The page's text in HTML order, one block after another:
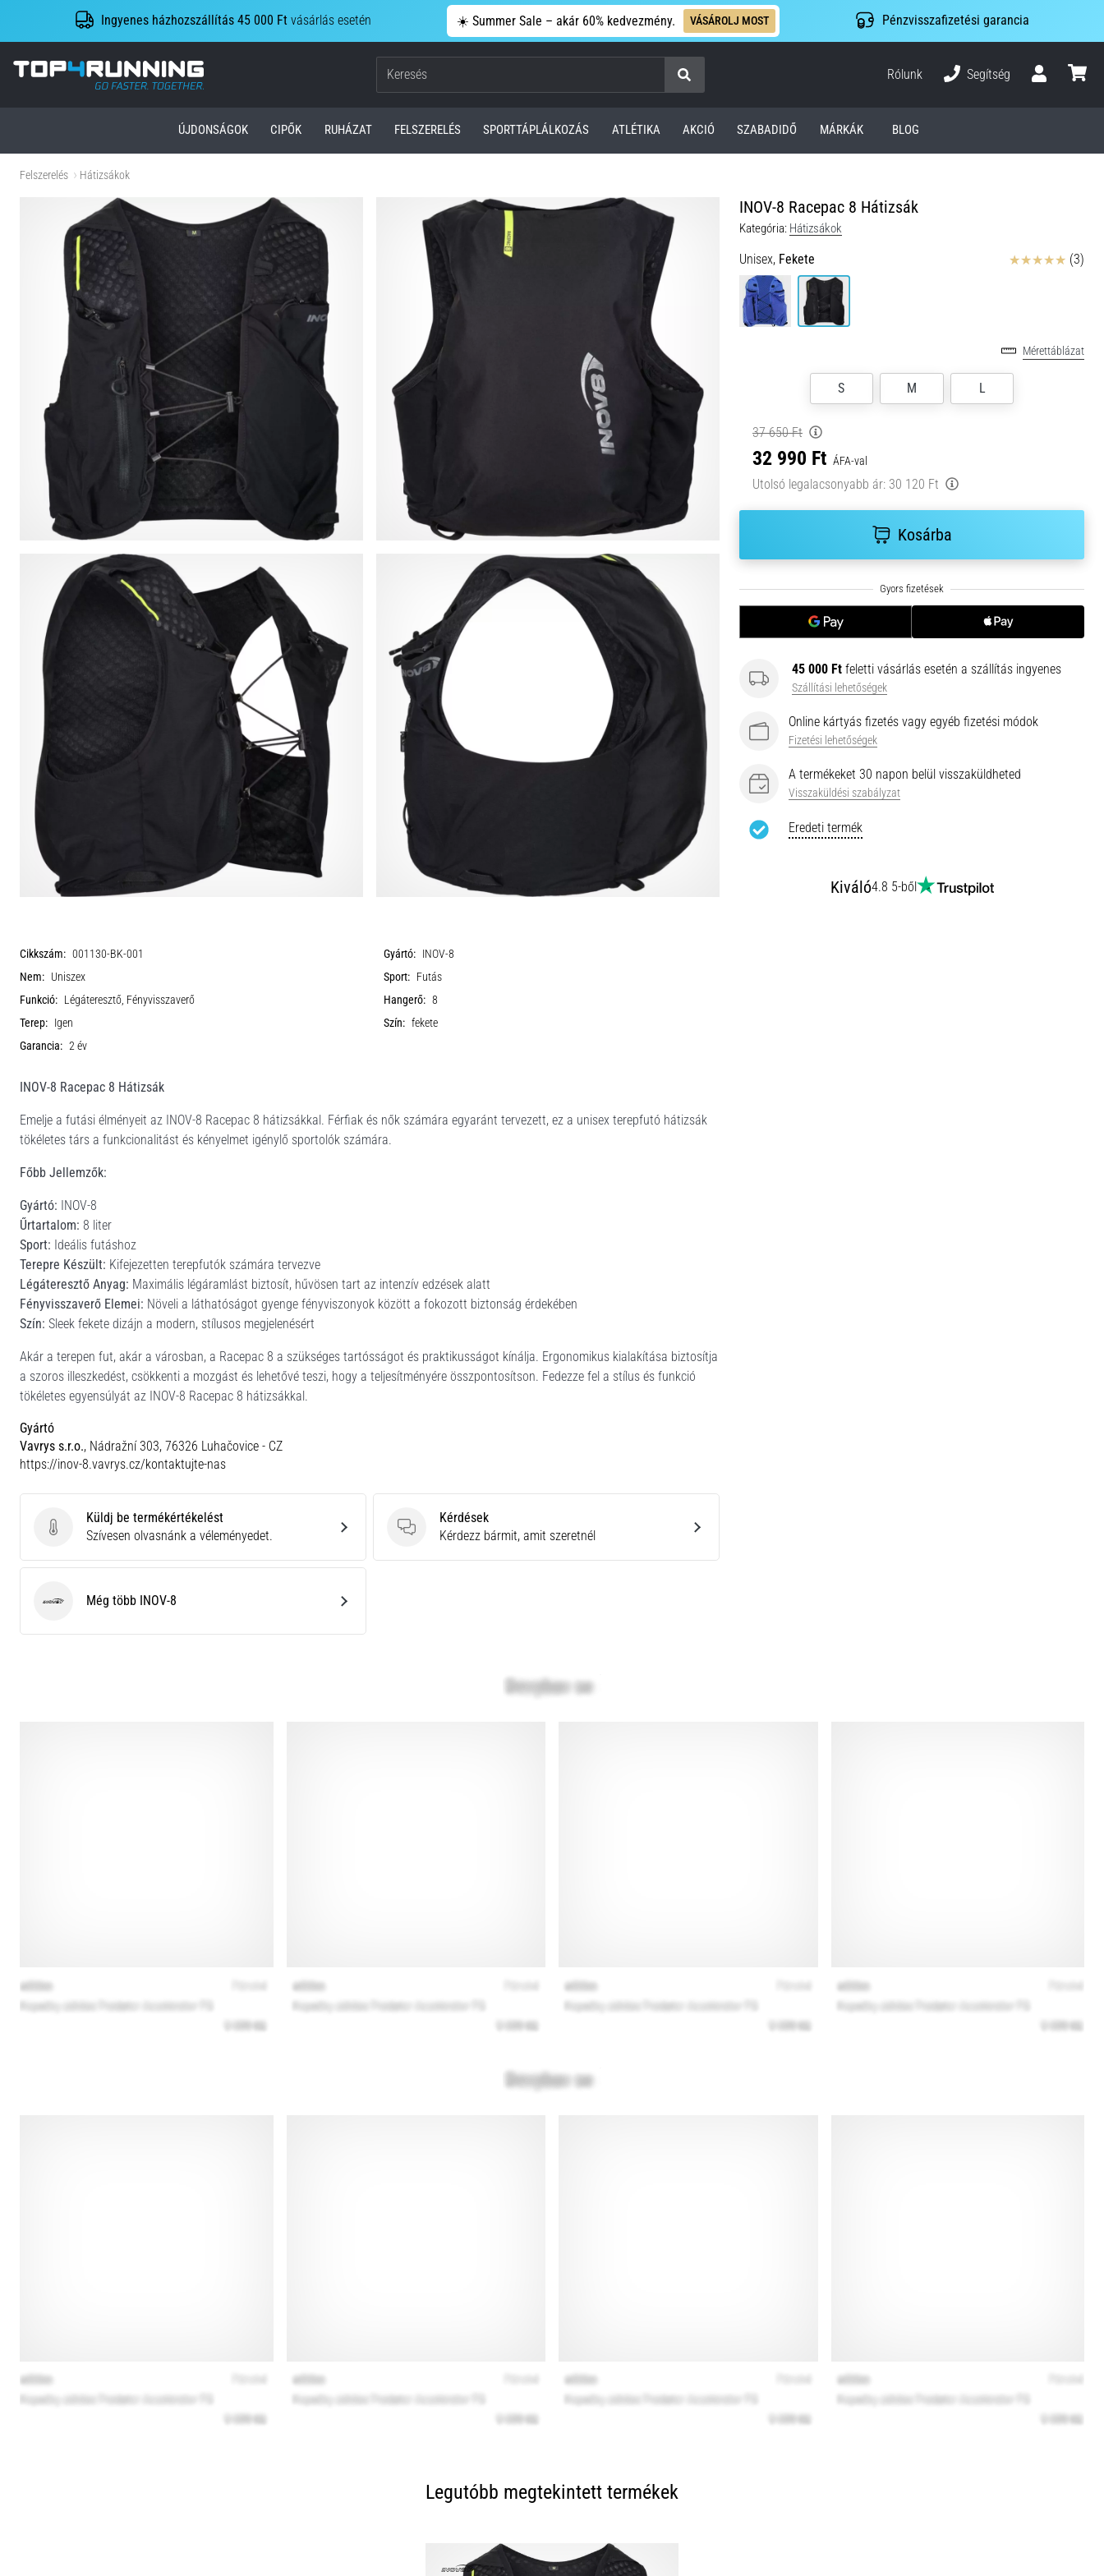
Ingyenes házhozszállítás 45 000 Ft vásárlás esetén ☀️ Summer Sale – akár 60% kedvezmény. VÁSÁROLJ MOST Pénzvisszafizetési garancia
Top4Running.hu
Keresés
Rólunk
Segítség
ÚJDONSÁGOK CIPŐK RUHÁZAT FELSZERELÉS SPORTTÁPLÁLKOZÁS ATLÉTIKA AKCIÓ SZABADIDŐ MÁRKÁK BLOG
Felszerelés Hátizsákok
INOV-8 Racepac 8 Hátizsák
Kategória: Hátizsákok
Unisex, Fekete Értékelés (3)
Mérettáblázat
S M L
37 650 Ft
32 990 Ft ÁFA-val
Utolsó legalacsonyabb ár: 30 120 Ft
Kosárba
45 000 Ft feletti vásárlás esetén a szállítás ingyenes
Szállítási lehetőségek
Online kártyás fizetés vagy egyéb fizetési módok
Fizetési lehetőségek
A termékeket 30 napon belül visszaküldheted
Visszaküldési szabályzat
Eredeti termék
Kiváló4.8 5-ből
Cikkszám: 001130-BK-001 Gyártó: INOV-8
Nem: Uniszex Sport: Futás
Funkció: Légáteresztő, Fényvisszaverő Hangerő: 8
Terep: Igen Szín: fekete
Garancia: 2 év
INOV-8 Racepac 8 Hátizsák
Emelje a futási élményeit az INOV-8 Racepac 8 hátizsákkal. Férfiak és nők számára egyaránt tervezett, ez a unisex terepfutó hátizsák
tökéletes társ a funkcionalitást és kényelmet igénylő sportolók számára.
Főbb Jellemzők:
Gyártó: INOV-8
Űrtartalom: 8 liter
Sport: Ideális futáshoz
Terepre Készült: Kifejezetten terepfutók számára tervezve
Légáteresztő Anyag: Maximális légáramlást biztosít, hűvösen tart az intenzív edzések alatt
Fényvisszaverő Elemei: Növeli a láthatóságot gyenge fényviszonyok között a fokozott biztonság érdekében
Szín: Sleek fekete dizájn a modern, stílusos megjelenésért
Akár a terepen fut, akár a városban, a Racepac 8 a szükséges tartósságot és praktikusságot kínálja. Ergonomikus kialakítása biztosítja
a szoros illeszkedést, csökkenti a mozgást és lehetővé teszi, hogy a teljesítményére összpontosítson. Fedezze fel a stílus és funkció
tökéletes egyensúlyát az INOV-8 Racepac 8 hátizsákkal.
Gyártó
Vavrys s.r.o., Nádražní 303, 76326 Luhačovice - CZ
https://inov-8.vavrys.cz/kontaktujte-nas
Küldj be termékértékelést
Küldj be termékértékelést
Szívesen olvasnánk a véleményedet.
Kérdések
Kérdések
Kérdezz bármit, amit szeretnél
INOV-8Még több INOV-8
Legutóbb megtekintett termékek